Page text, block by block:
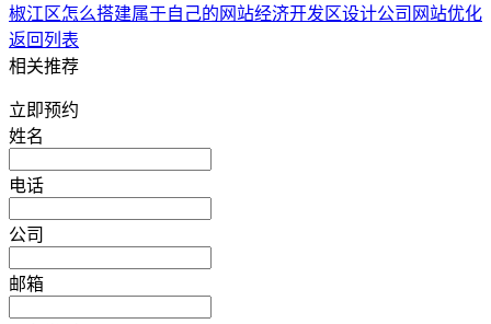
椒江区怎么搭建属于自己的网站经济开发区设计公司网站优化
返回列表
相关推荐
立即预约
姓名
电话
公司
邮箱